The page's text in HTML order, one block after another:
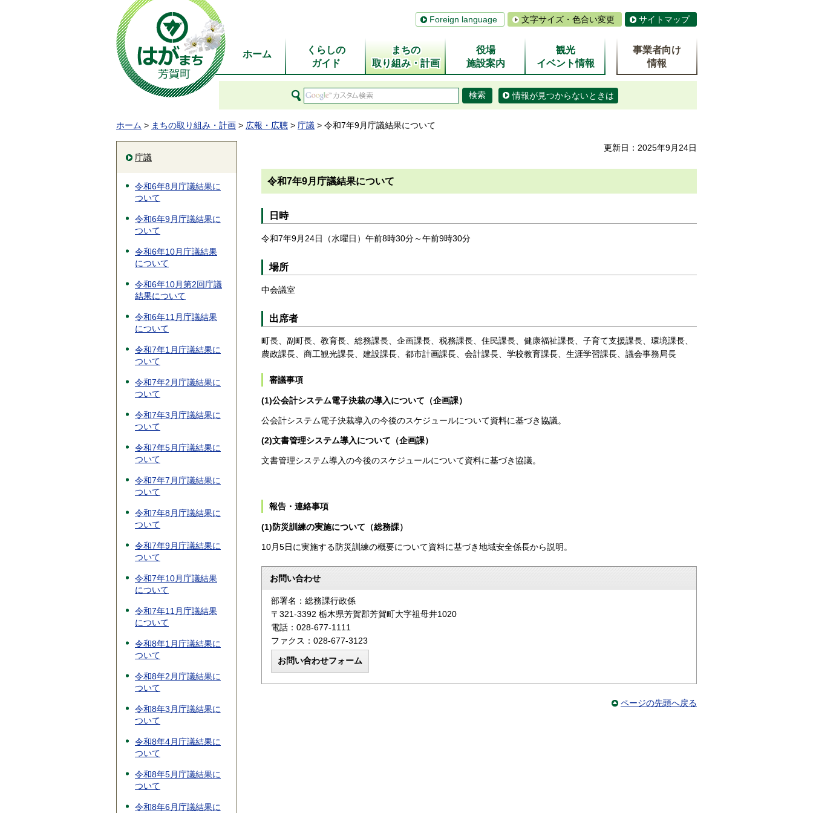
Foreign language 文字サイズ・色合い変更 サイトマップ
ホーム
くらしの
ガイド
まちの
取り組み・計画
役場
施設案内
観光
イベント情報
事業者向け
情報
情報が見つからないときは
ホーム > まちの取り組み・計画 > 広報・広聴 > 庁議 > 令和7年9月庁議結果について
庁議
令和6年8月庁議結果に
ついて
令和6年9月庁議結果に
ついて
令和6年10月庁議結果
について
令和6年10月第2回庁議
結果について
令和6年11月庁議結果
について
令和7年1月庁議結果に
ついて
令和7年2月庁議結果に
ついて
令和7年3月庁議結果に
ついて
令和7年5月庁議結果に
ついて
令和7年7月庁議結果に
ついて
令和7年8月庁議結果に
ついて
令和7年9月庁議結果に
ついて
令和7年10月庁議結果
について
令和7年11月庁議結果
について
令和8年1月庁議結果に
ついて
令和8年2月庁議結果に
ついて
令和8年3月庁議結果に
ついて
令和8年4月庁議結果に
ついて
令和8年5月庁議結果に
ついて
令和8年6月庁議結果に
更新日：2025年9月24日
令和7年9月庁議結果について
日時
令和7年9月24日（水曜日）午前8時30分～午前9時30分
場所
中会議室
出席者
町長、副町長、教育長、総務課長、企画課長、税務課長、住民課長、健康福祉課長、子育て支援課長、環境課長、
農政課長、商工観光課長、建設課長、都市計画課長、会計課長、学校教育課長、生涯学習課長、議会事務局長
審議事項
(1)公会計システム電子決裁の導入について（企画課）
公会計システム電子決裁導入の今後のスケジュールについて資料に基づき協議。
(2)文書管理システム導入について（企画課）
文書管理システム導入の今後のスケジュールについて資料に基づき協議。
報告・連絡事項
(1)防災訓練の実施について（総務課）
10月5日に実施する防災訓練の概要について資料に基づき地域安全係長から説明。
お問い合わせ
部署名：総務課行政係
〒321-3392 栃木県芳賀郡芳賀町大字祖母井1020
電話：028-677-1111
ファクス：028-677-3123
ページの先頭へ戻る